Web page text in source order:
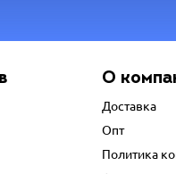
О
Доставка
Опт
Политика